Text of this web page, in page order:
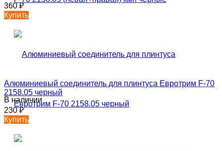
360₽
Купить
Алюминиевый соединитель для плинтуса Евротрим F-70
2158.05 черный
В наличии
230₽
Купить